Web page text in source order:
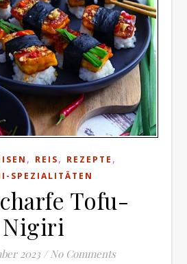
, REIS, REZEPTE ,
SPEZIALITÄTEN
Tofu-
Nigiri
2023 / No Comments